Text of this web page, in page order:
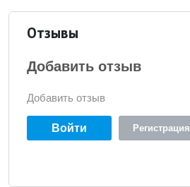
Отзывы
Добавить отзыв
Добавить отзыв
Войти Регистрация